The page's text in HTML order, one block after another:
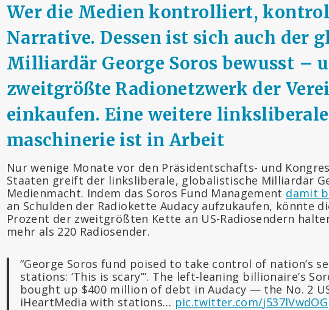
Wer die Medien kontrolliert,
Narrative. Dessen ist sich auch der
Milliardär George Soros bewusst –
zweitgrößte Radionetzwerk der
einkaufen. Eine weitere
maschinerie ist in Arbeit
Nur wenige Monate vor den Präsidentschafts- und
Staaten greift der linksliberale, globalistische Milliardär
Medienmacht. Indem das Soros Fund Management damit
an Schulden der Radiokette Audacy aufzukaufen, könnte
Prozent der zweitgrößten Kette an US-Radiosendern
mehr als 220 Radiosender.
“George Soros fund poised to take control of nation’s
stations: ‘This is scary’”. The left-leaning billionaire’s
bought up $400 million of debt in Audacy — the No. 2
iHeartMedia with stations… pic.twitter.com/j537lVwdOG